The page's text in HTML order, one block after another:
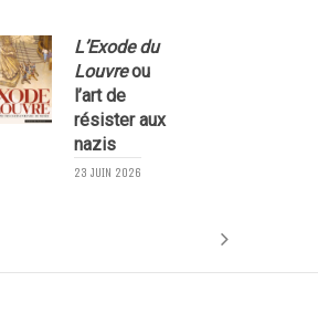
L’Exode du
Louvreou
l’art de
résister aux
nazis
23 JUIN 2026